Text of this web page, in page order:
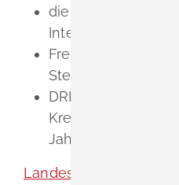
die
Internationalen
Freunde der
Steiners e.V.
DRK
Kreuz e. V. -
Jahr (FÖJ)
Landeszentrale für